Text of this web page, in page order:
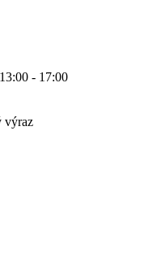
- 17:00
výraz